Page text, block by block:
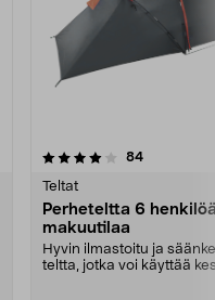
84arvostelut
Teltat
Perheteltta 6
makuutilaa
Hyvin ilmastoitu ja
teltta, jotka voi käyttää
3.0 viidestä